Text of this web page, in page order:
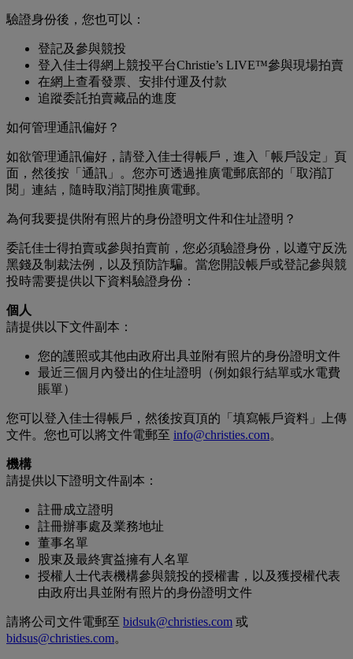
驗證身份後，您也可以：
登記及參與競投
登入佳士得網上競投平台Christie’s LIVE™參與現場拍賣
在網上查看發票、安排付運及付款
追蹤委託拍賣藏品的進度
如何管理通訊偏好？
如欲管理通訊偏好，請登入佳士得帳戶，進入「帳戶設定」頁
面，然後按「通訊」。您亦可透過推廣電郵底部的「取消訂
閱」連結，隨時取消訂閱推廣電郵。
為何我要提供附有照片的身份證明文件和住址證明？
委託佳士得拍賣或參與拍賣前，您必須驗證身份，以遵守反洗
黑錢及制裁法例，以及預防詐騙。當您開設帳戶或登記參與競
投時需要提供以下資料驗證身份：
個人
請提供以下文件副本：
您的護照或其他由政府出具並附有照片的身份證明文件
最近三個月內發出的住址證明（例如銀行結單或水電費
賬單）
您可以登入佳士得帳戶，然後按頁頂的「填寫帳戶資料」上傳
文件。您也可以將文件電郵至 info@christies.com。
機構
請提供以下證明文件副本：
註冊成立證明
註冊辦事處及業務地址
董事名單
股東及最終實益擁有人名單
授權人士代表機構參與競投的授權書，以及獲授權代表
由政府出具並附有照片的身份證明文件
請將公司文件電郵至 bidsuk@christies.com 或
bidsus@christies.com。